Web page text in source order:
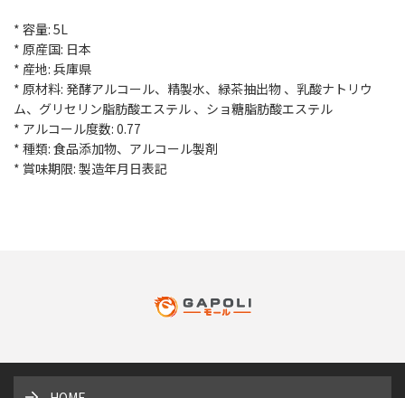
* 容量: 5L
* 原産国: 日本
* 産地: 兵庫県
* 原材料: 発酵アルコール、精製水、緑茶抽出物 、乳酸ナトリウ
ム、グリセリン脂肪酸エステル 、ショ糖脂肪酸エステル
* アルコール度数: 0.77
* 種類: 食品添加物、アルコール製剤
* 賞味期限: 製造年月日表記